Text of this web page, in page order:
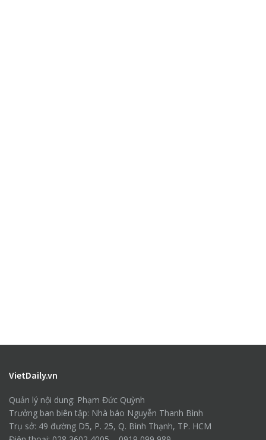
VietDaily.vn
Quản lý nội dung: Phạm Đức Quỳnh
Trưởng ban biên tập: Nhà báo Nguyễn Thanh Bình
Trụ sở: 49 đường D5, P. 25, Q. Bình Thạnh, TP. HCM